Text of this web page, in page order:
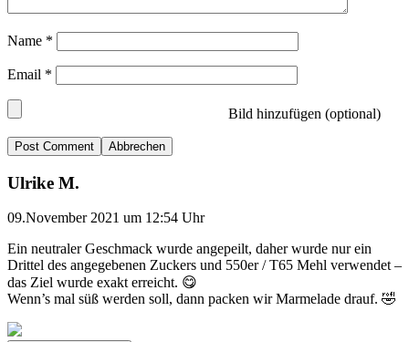
Name *
Email *
Bild hinzufügen (optional)
Abbrechen
Ulrike M.
09.November 2021 um 12:54 Uhr
Ein neutraler Geschmack wurde angepeilt, daher wurde nur ein
Drittel des angegebenen Zuckers und 550er / T65 Mehl verwendet –
das Ziel wurde exakt erreicht. 😋
Wenn’s mal süß werden soll, dann packen wir Marmelade drauf. 🤣